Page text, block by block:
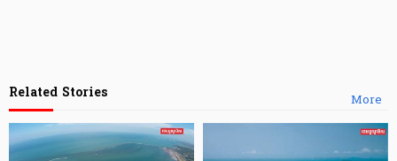
More
Related Stories